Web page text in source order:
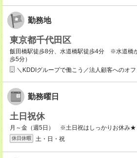
勤務地
東京都千代田区
飯田橋駅徒歩8分、水道橋駅徒歩4分 ※水道橋
歩5分）
＼KDDIグループで働こう／法人顧客へのオ
勤務曜日
土日祝休
月～金（週5日） ※土日祝はしっかりお休み★
休日休暇 土・日・祝